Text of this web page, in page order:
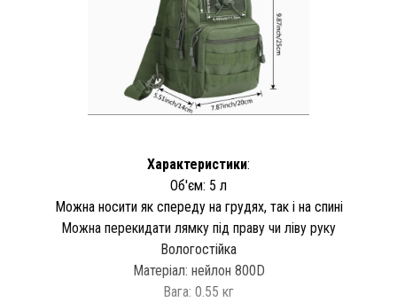
Характеристики:
Об'єм: 5 л
Можна носити як спереду на грудях, так і на спині
Можна перекидати лямку під праву чи ліву руку
Вологостійка
Матеріал: нейлон 800D
Вага: 0.55 кг